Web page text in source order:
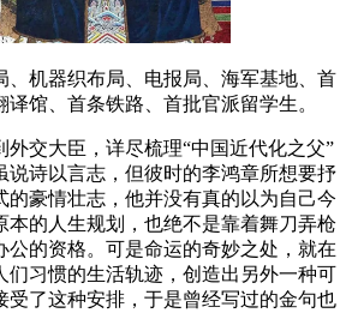
、机器织布局、电报局、海军基地、首
馆、首条铁路、首批官派留学生。
外交大臣，详尽梳理“中国近代化之父”
说诗以言志，但彼时的李鸿章所想要抒
的豪情壮志，他并没有真的以为自己今
本的人生规划，也绝不是靠着舞刀弄枪
公的资格。可是命运的奇妙之处，就在
们习惯的生活轨迹，创造出另外一种可
受了这种安排，于是曾经写过的金句也